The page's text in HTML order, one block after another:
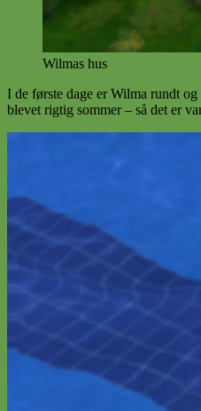
Wilmas hus
I de første dage er Wilma rundt
blevet rigtig sommer – så det er